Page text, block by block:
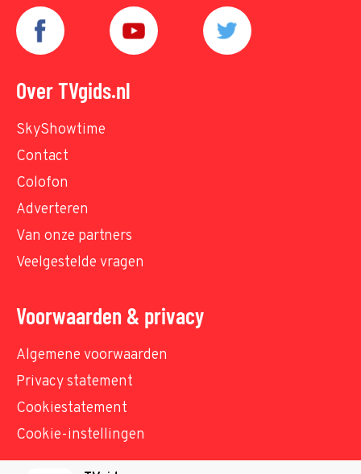
Over TVgids.nl
SkyShowtime
Contact
Colofon
Adverteren
Van onze partners
Veelgestelde vragen
Voorwaarden & privacy
Algemene voorwaarden
Privacy statement
Cookiestatement
Cookie-instellingen